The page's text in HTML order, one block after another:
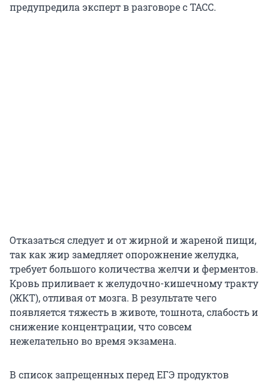
предупредила эксперт в разговоре с ТАСС.
Отказаться следует и от жирной и жареной пищи,
так как жир замедляет опорожнение желудка,
требует большого количества желчи и ферментов.
Кровь приливает к желудочно-кишечному тракту
(ЖКТ), отливая от мозга. В результате чего
появляется тяжесть в животе, тошнота, слабость и
снижение концентрации, что совсем
нежелательно во время экзамена.
В список запрещенных перед ЕГЭ продуктов